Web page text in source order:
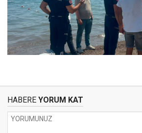
HABERE YORUM KAT